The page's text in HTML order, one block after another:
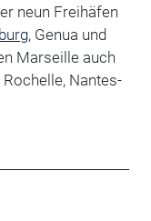
neun Freihäfen
, Genua und
Marseille auch
Rochelle, Nantes-